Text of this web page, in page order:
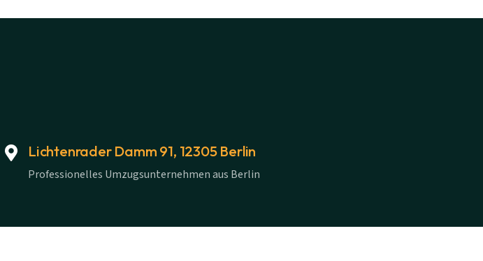
Lichtenrader Damm 91, 12305 Berlin
Professionelles Umzugsunternehmen aus Berlin